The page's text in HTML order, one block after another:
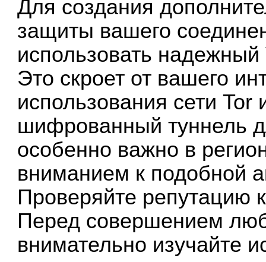
Для создания
защиты вашего
использовать
Это скроет от вашего
использования сети
шифрованный туннель
особенно важно в
вниманием к подобной
Проверяйте репутацию
Перед совершением
внимательно изучайте